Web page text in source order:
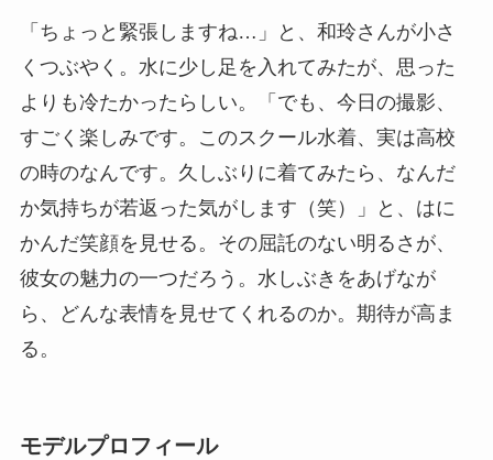
「ちょっと緊張しますね…」と、和玲さんが小さ
くつぶやく。水に少し足を入れてみたが、思った
よりも冷たかったらしい。「でも、今日の撮影、
すごく楽しみです。このスクール水着、実は高校
の時のなんです。久しぶりに着てみたら、なんだ
か気持ちが若返った気がします（笑）」と、はに
かんだ笑顔を見せる。その屈託のない明るさが、
彼女の魅力の一つだろう。水しぶきをあげなが
ら、どんな表情を見せてくれるのか。期待が高ま
る。
モデルプロフィール